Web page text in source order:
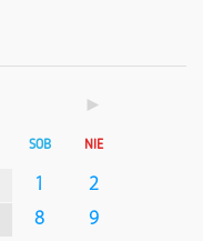
►
SOB NIE
1
2
8
9